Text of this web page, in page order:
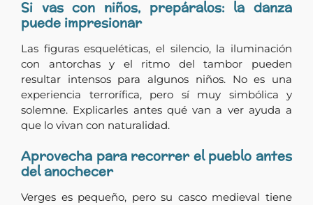
Si vas con niños, prepáralos: la danza
puede impresionar
Las figuras esqueléticas, el silencio, la iluminación
con antorchas y el ritmo del tambor pueden
resultar intensos para algunos niños. No es una
experiencia terrorífica, pero sí muy simbólica y
solemne. Explicarles antes qué van a ver ayuda a
que lo vivan con naturalidad.
Aprovecha para recorrer el pueblo antes
del anochecer
Verges es pequeño, pero su casco medieval tiene